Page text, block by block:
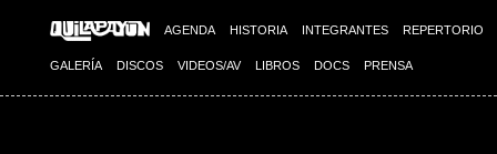
AGENDA HISTORIA INTEGRANTES REPERTORIO
GALERÍA DISCOS VIDEOS/AV LIBROS DOCS PRENSA